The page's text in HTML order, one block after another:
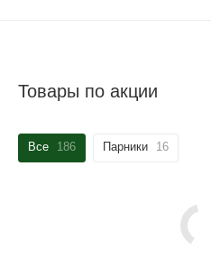
Товары по акции
Все 186 Парники 16